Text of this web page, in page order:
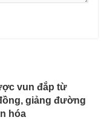
vun đắp từ
giảng đường
hóa